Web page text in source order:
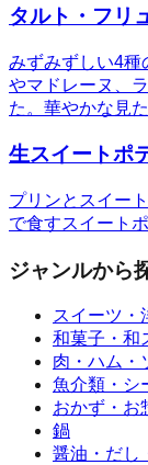
タルト・フリ
みずみずしい4種
やマドレーヌ、
た。華やかな見
生スイートポ
プリンとスイー
で食すスイート
ジャンルから
スイーツ・
和菓子・和
肉・ハム・
魚介類・シ
おかず・お
鍋
醤油・だし